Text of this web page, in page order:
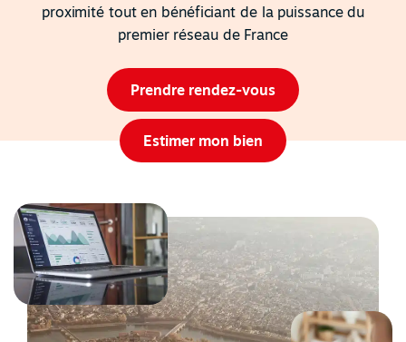
proximité tout en bénéficiant de la puissance du
premier réseau de France
Prendre rendez-vous
Estimer mon bien